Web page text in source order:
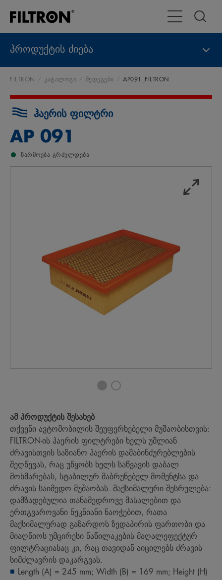
გადართვა
პროდუქტის ძიება
FILTRON კატალოგი შედეგები AP091_FILTRON
ჰაერის ფილტრი
AP 091
წარმოება გრძელდება
ამ პროდუქტის შესახებ
თქვენი ავტომობილის შეუფერხებელი მუშაობისთვის:
FILTRON-ის ჰაერის ფილტრები ხელს უშლიან
ძრავისთვის საზიანო ჰაერის დამაბინძურებლების
შეღწევას, რაც უწყობს ხელს საწვავის დაბალ
მოხმარებას, სტაბილურ მაბრუნებელ მომენტსა და
ძრავის საიმედო მუშაობას. მაქსიმალური შესრულება:
დამზადებულია თანამედროვე მასალებით და
ერთგვაროვანი ნეკნიანი ნაოჭებით, რათა
მაქსიმალურად გაზარდოს ზედაპირის ფართობი და
მიაღწიოს უმცირესი ნაწილაკების მაღალეფექტურ
ფილტრაციასაც კი, რაც თავიდან აიცილებს ძრავის
სიმძლავრის დაკარგვას.
Length (A) = 245 mm; Width (B) = 169 mm; Height (H)